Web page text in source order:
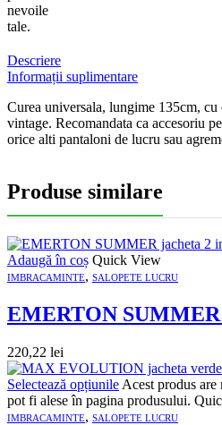
nevoile
tale.
Descriere
Informații suplimentare
Curea universala, lungime 135cm,
vintage. Recomandata ca accesoriu
orice alti pantaloni de lucru sau
Produse similare
Adaugă în coș Quick View
IMBRACAMINTE, SALOPETE LUCRU
EMERTON SUMMER
220,22 lei
Selectează opțiunile Acest produs
pot fi alese în pagina produsului.
IMBRACAMINTE, SALOPETE LUCRU